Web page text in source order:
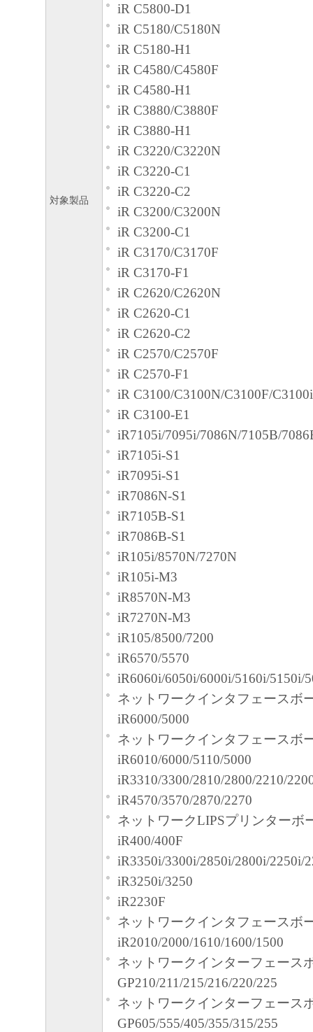
対象製品
iR C5800-D1
iR C5180/C5180N
iR C5180-H1
iR C4580/C4580F
iR C4580-H1
iR C3880/C3880F
iR C3880-H1
iR C3220/C3220N
iR C3220-C1
iR C3220-C2
iR C3200/C3200N
iR C3200-C1
iR C3170/C3170F
iR C3170-F1
iR C2620/C2620N
iR C2620-C1
iR C2620-C2
iR C2570/C2570F
iR C2570-F1
iR C3100/C3100N/C3100F/C3100i
iR C3100-E1
iR7105i/7095i/7086N/7105B/
iR7105i-S1
iR7095i-S1
iR7086N-S1
iR7105B-S1
iR7086B-S1
iR105i/8570N/7270N
iR105i-M3
iR8570N-M3
iR7270N-M3
iR105/8500/7200
iR6570/5570
iR6060i/6050i/6000i/5160i/5150i/
ネットワークインタフェースボ
iR6000/5000
ネットワークインタフェースボ
iR6010/6000/5110/5000
iR3310/3300/2810/2800/2210/
iR4570/3570/2870/2270
ネットワークLIPSプリンターボ
iR400/400F
iR3350i/3300i/2850i/2800i/2250i/
iR3250i/3250
iR2230F
ネットワークインタフェースボ
iR2010/2000/1610/1600/1500
ネットワークインターフェース
GP210/211/215/216/220/225
ネットワークインターフェース
GP605/555/405/355/315/255